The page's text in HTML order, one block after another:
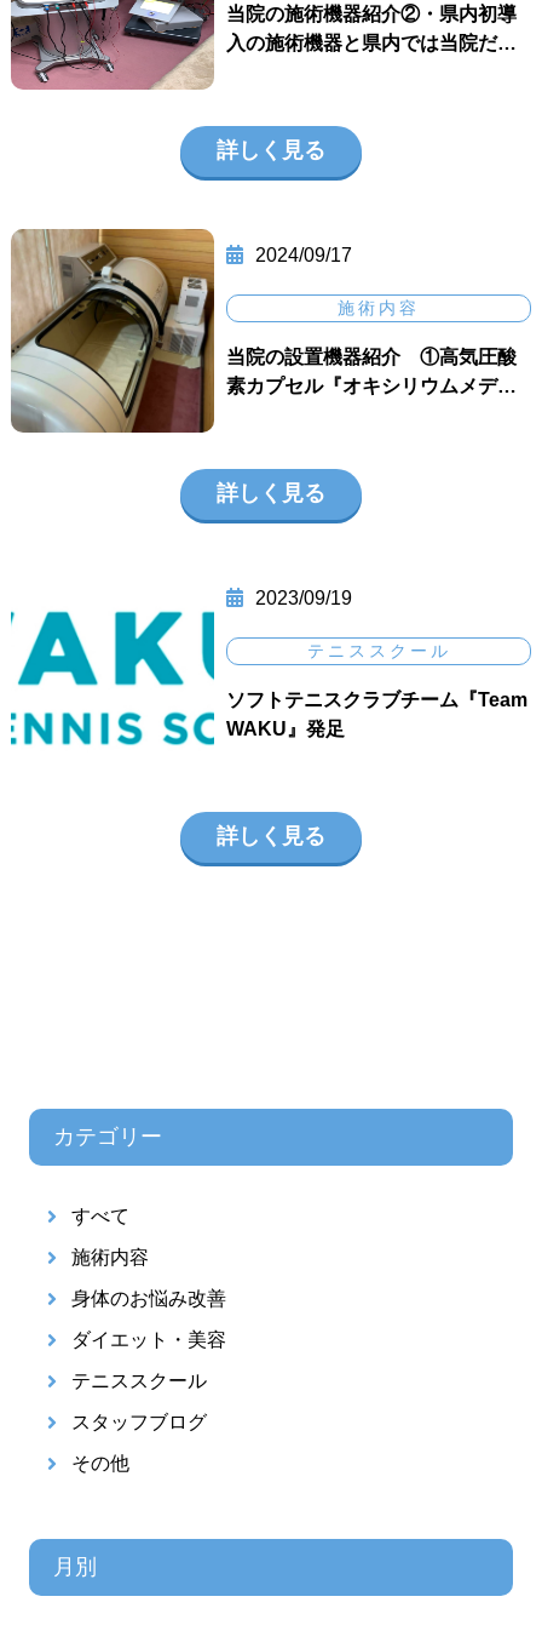
当院の施術機器紹介②・県内初導
入の施術機器と県内では当院だ…
詳しく見る
2024/09/17
施術内容
当院の設置機器紹介 ①高気圧酸
素カプセル『オキシリウムメデ…
詳しく見る
2023/09/19
テニススクール
ソフトテニスクラブチーム『Team
WAKU』発足
詳しく見る
カテゴリー
すべて
施術内容
身体のお悩み改善
ダイエット・美容
テニススクール
スタッフブログ
その他
月別